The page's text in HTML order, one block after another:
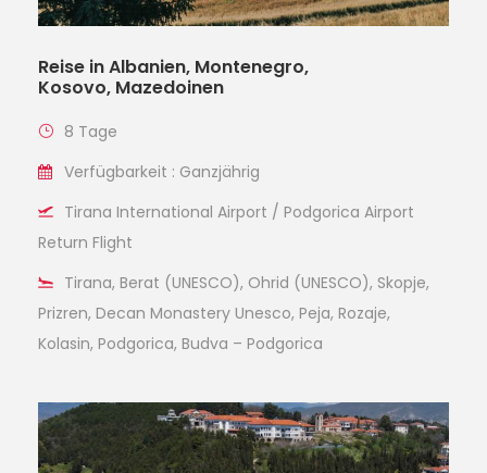
Reise in Albanien, Montenegro,
Kosovo, Mazedoinen
8 Tage
Verfügbarkeit : Ganzjährig
Tirana International Airport / Podgorica Airport
Return Flight
Tirana, Berat (UNESCO), Ohrid (UNESCO), Skopje,
Prizren, Decan Monastery Unesco, Peja, Rozaje,
Kolasin, Podgorica, Budva – Podgorica